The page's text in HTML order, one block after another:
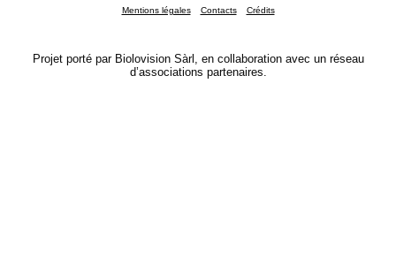
Mentions légales Contacts Crédits
Projet porté par Biolovision Sàrl, en collaboration avec un réseau
d’associations partenaires.